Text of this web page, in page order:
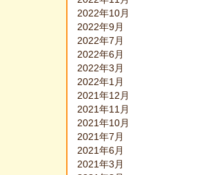
2022年10月
2022年9月
2022年7月
2022年6月
2022年3月
2022年1月
2021年12月
2021年11月
2021年10月
2021年7月
2021年6月
2021年3月